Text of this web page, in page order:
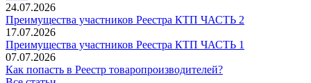
24.07.2026
Преимущества участников Реестра КТП ЧАСТЬ 2
17.07.2026
Преимущества участников Реестра КТП ЧАСТЬ 1
07.07.2026
Как попасть в Реестр товаропроизводителей?